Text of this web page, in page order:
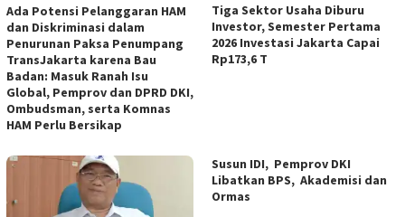
Ada Potensi Pelanggaran HAM
dan Diskriminasi dalam
Penurunan Paksa Penumpang
TransJakarta karena Bau
Badan: Masuk Ranah Isu
Global, Pemprov dan DPRD DKI,
Ombudsman, serta Komnas
HAM Perlu Bersikap
Tiga Sektor Usaha Diburu
Investor, Semester Pertama
2026 Investasi Jakarta Capai
Rp173,6 T
Susun IDI, Pemprov DKI
Libatkan BPS, Akademisi dan
Ormas